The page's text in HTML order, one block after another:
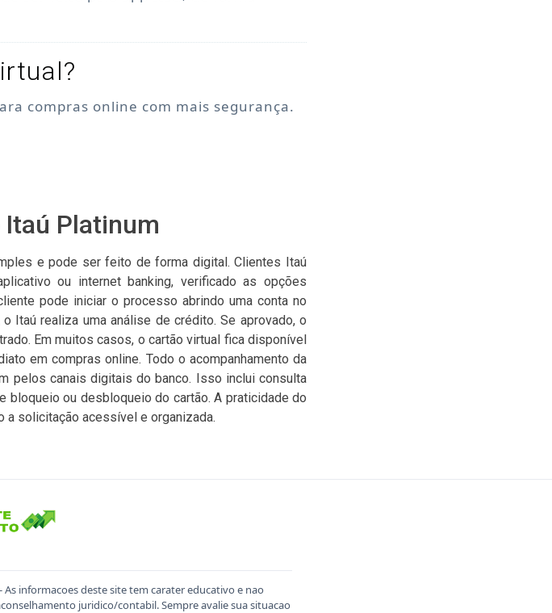
compras online com mais segurança.
Platinum
e pode ser feito de forma digital. Clientes Itaú
ou internet banking, verificado as opções
pode iniciar o processo abrindo uma conta no
Itaú realiza uma análise de crédito. Se aprovado, o
Em muitos casos, o cartão virtual fica disponível
em compras online. Todo o acompanhamento da
pelos canais digitais do banco. Isso inclui consulta
bloqueio ou desbloqueio do cartão. A praticidade do
a solicitação acessível e organizada.
informacoes deste site tem carater educativo e nao
juridico/contabil. Sempre avalie sua situacao